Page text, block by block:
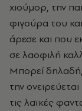
χιούμορ, την
φιγούρα του
άρεσε και που
σε λαοφιλή
Μπορεί
την
τις λαϊκές